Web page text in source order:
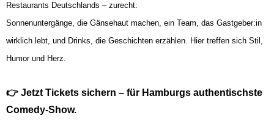
Restaurants Deutschlands – zurecht:
Sonnenuntergänge, die Gänsehaut machen, ein Team, das Gastgeber:in
wirklich lebt, und Drinks, die Geschichten erzählen. Hier treffen sich Stil,
Humor und Herz.
👉 Jetzt Tickets sichern – für Hamburgs authentischste
Comedy-Show.